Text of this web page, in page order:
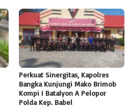
Perkuat Sinergitas, Kapolres
Bangka Kunjungi Mako Brimob
Kompi I Batalyon A Pelopor
Polda Kep. Babel